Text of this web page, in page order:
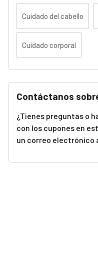
Cuidado del cabello
Cuidado corporal
Contáctanos
¿Tienes preguntas o
con los cupones en
un correo electrónico